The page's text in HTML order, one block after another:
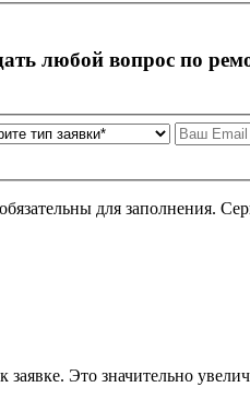
любой вопрос по
для заполнения.
Это значительно